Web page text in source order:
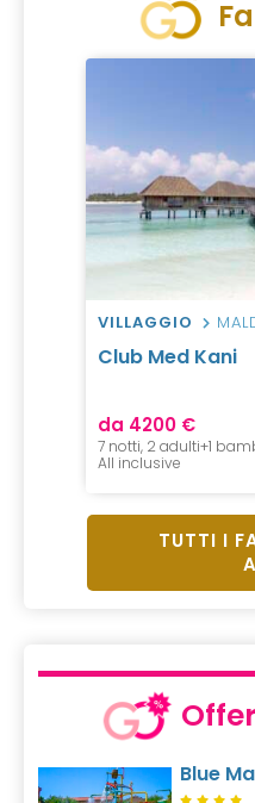
VILLAGGIO
Club Med Kani
da 4200 €
7 notti, 2 adulti+1
All inclusive
TUTTI I
Blue